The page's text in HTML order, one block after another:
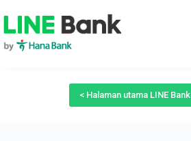
to
content
< Halaman utama LINE Bank